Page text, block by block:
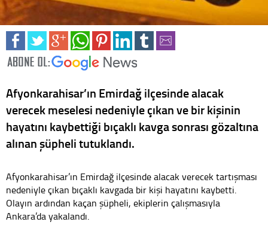
Afyonkarahisar’ın Emirdağ ilçesinde alacak
verecek meselesi nedeniyle çıkan ve bir kişinin
hayatını kaybettiği bıçaklı kavga sonrası gözaltına
alınan şüpheli tutuklandı.
Afyonkarahisar’ın Emirdağ ilçesinde alacak verecek tartışması
nedeniyle çıkan bıçaklı kavgada bir kişi hayatını kaybetti.
Olayın ardından kaçan şüpheli, ekiplerin çalışmasıyla
Ankara’da yakalandı.